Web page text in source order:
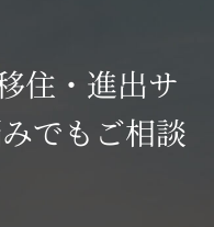
住・進出サ
でもご相談